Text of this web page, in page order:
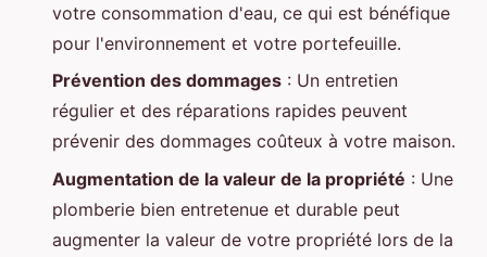
votre consommation d'eau, ce qui est bénéfique
pour l'environnement et votre portefeuille.
Prévention des dommages : Un entretien
régulier et des réparations rapides peuvent
prévenir des dommages coûteux à votre maison.
Augmentation de la valeur de la propriété : Une
plomberie bien entretenue et durable peut
augmenter la valeur de votre propriété lors de la